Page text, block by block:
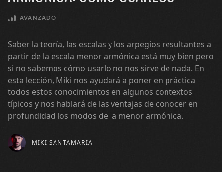
AVANZADO
Saber la teoría, las escalas y los arpegios resultantes a
partir de la escala menor armónica está muy bien pero
si no sabemos cómo usarlo no nos sirve de nada. En
esta lección, Miki nos ayudará a poner en práctica
todos estos conocimientos en algunos contextos
típicos y nos hablará de las ventajas de conocer en
profundidad los modos de la menor armónica.
MIKI SANTAMARIA